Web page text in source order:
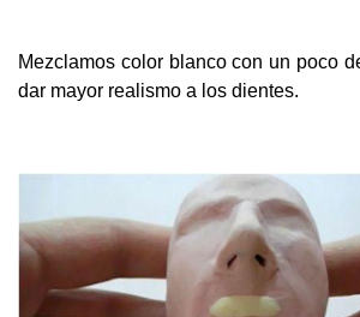
Mezclamos color blanco con un poco
dar mayor realismo a los dientes.